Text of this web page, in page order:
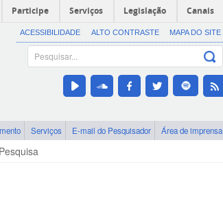
Participe Serviços Legislação Canais
ACESSIBILIDADE ALTO CONTRASTE MAPA DO SITE
Serviços E-mail do Pesquisador Área de imprensa